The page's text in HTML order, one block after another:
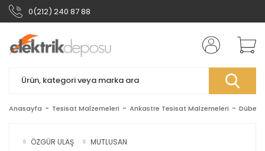
0(212) 240 87 88
Anasayfa Tesisat Malzemeleri Ankastre Tesisat Malzemeleri
ÖZGÜR ULAŞ MUTLUSAN